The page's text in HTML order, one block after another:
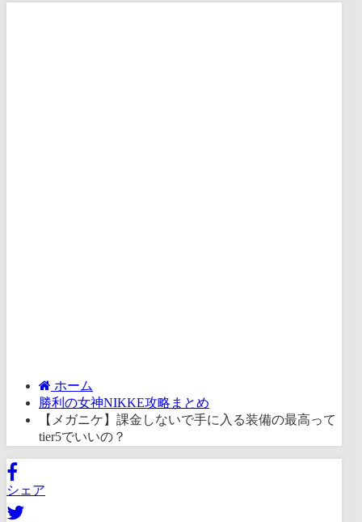
ホーム
勝利の女神NIKKE攻略まとめ
【メガニケ】課金しないで手に入る装備の最高って
tier5でいいの？
シェア